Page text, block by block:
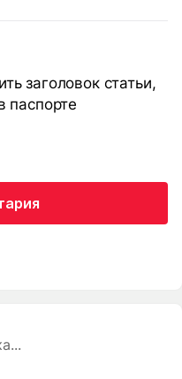
заголовок статьи,
паспорте